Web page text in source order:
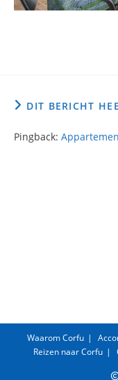
DIT BERICHT
Pingback:
Waarom Corfu
Reizen naar Corfu